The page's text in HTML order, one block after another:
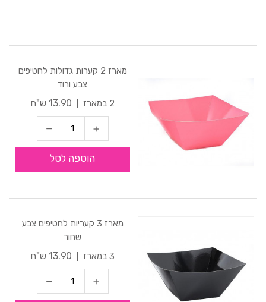
מארז 2 קערות גדולות לחטיפים
צבע ורוד
2 במארז
13.90 ש"ח
הוספה לסל
מארז 3 קעריות לחטיפים צבע
שחור
3 במארז
13.90 ש"ח